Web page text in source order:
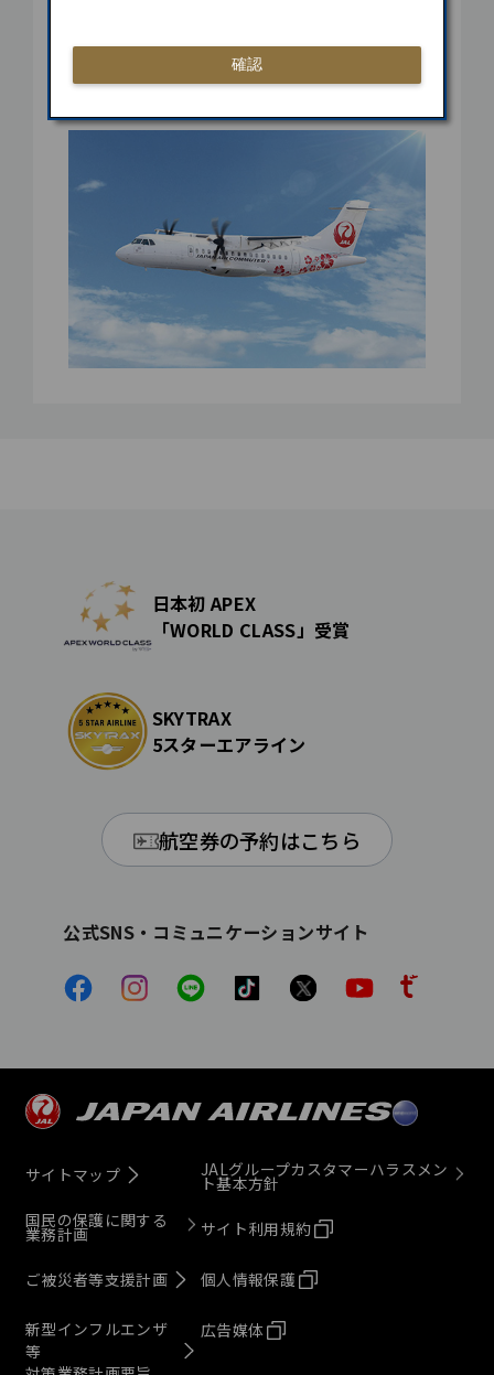
航空運送事業者と共同運送を行う場合、旅客または
荷主に対して、連帯して運送責任（利用者に対する
損害賠償責任を含む）を負うことをいいます。
日本初 APEX
「WORLD CLASS」受賞
SKYTRAX
5スターエアライン
航空券の予約はこちら
公式SNS・コミュニケーションサイト
サイトマップ
国民の保護に関する
業務計画
ご被災者等支援計画
新型インフルエンザ
等
JALグループカスタマーハラスメン
ト基本方針
サイト利用規約
個人情報保護
広告媒体
確認